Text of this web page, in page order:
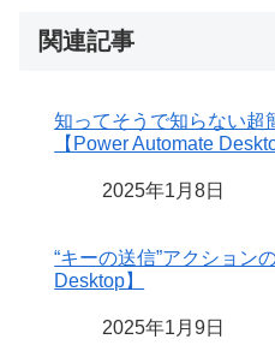
関連記事
知ってそうで知らない超
【Power Automate
2025年1月8日
“キーの送信”アクション
Desktop】
2025年1月9日